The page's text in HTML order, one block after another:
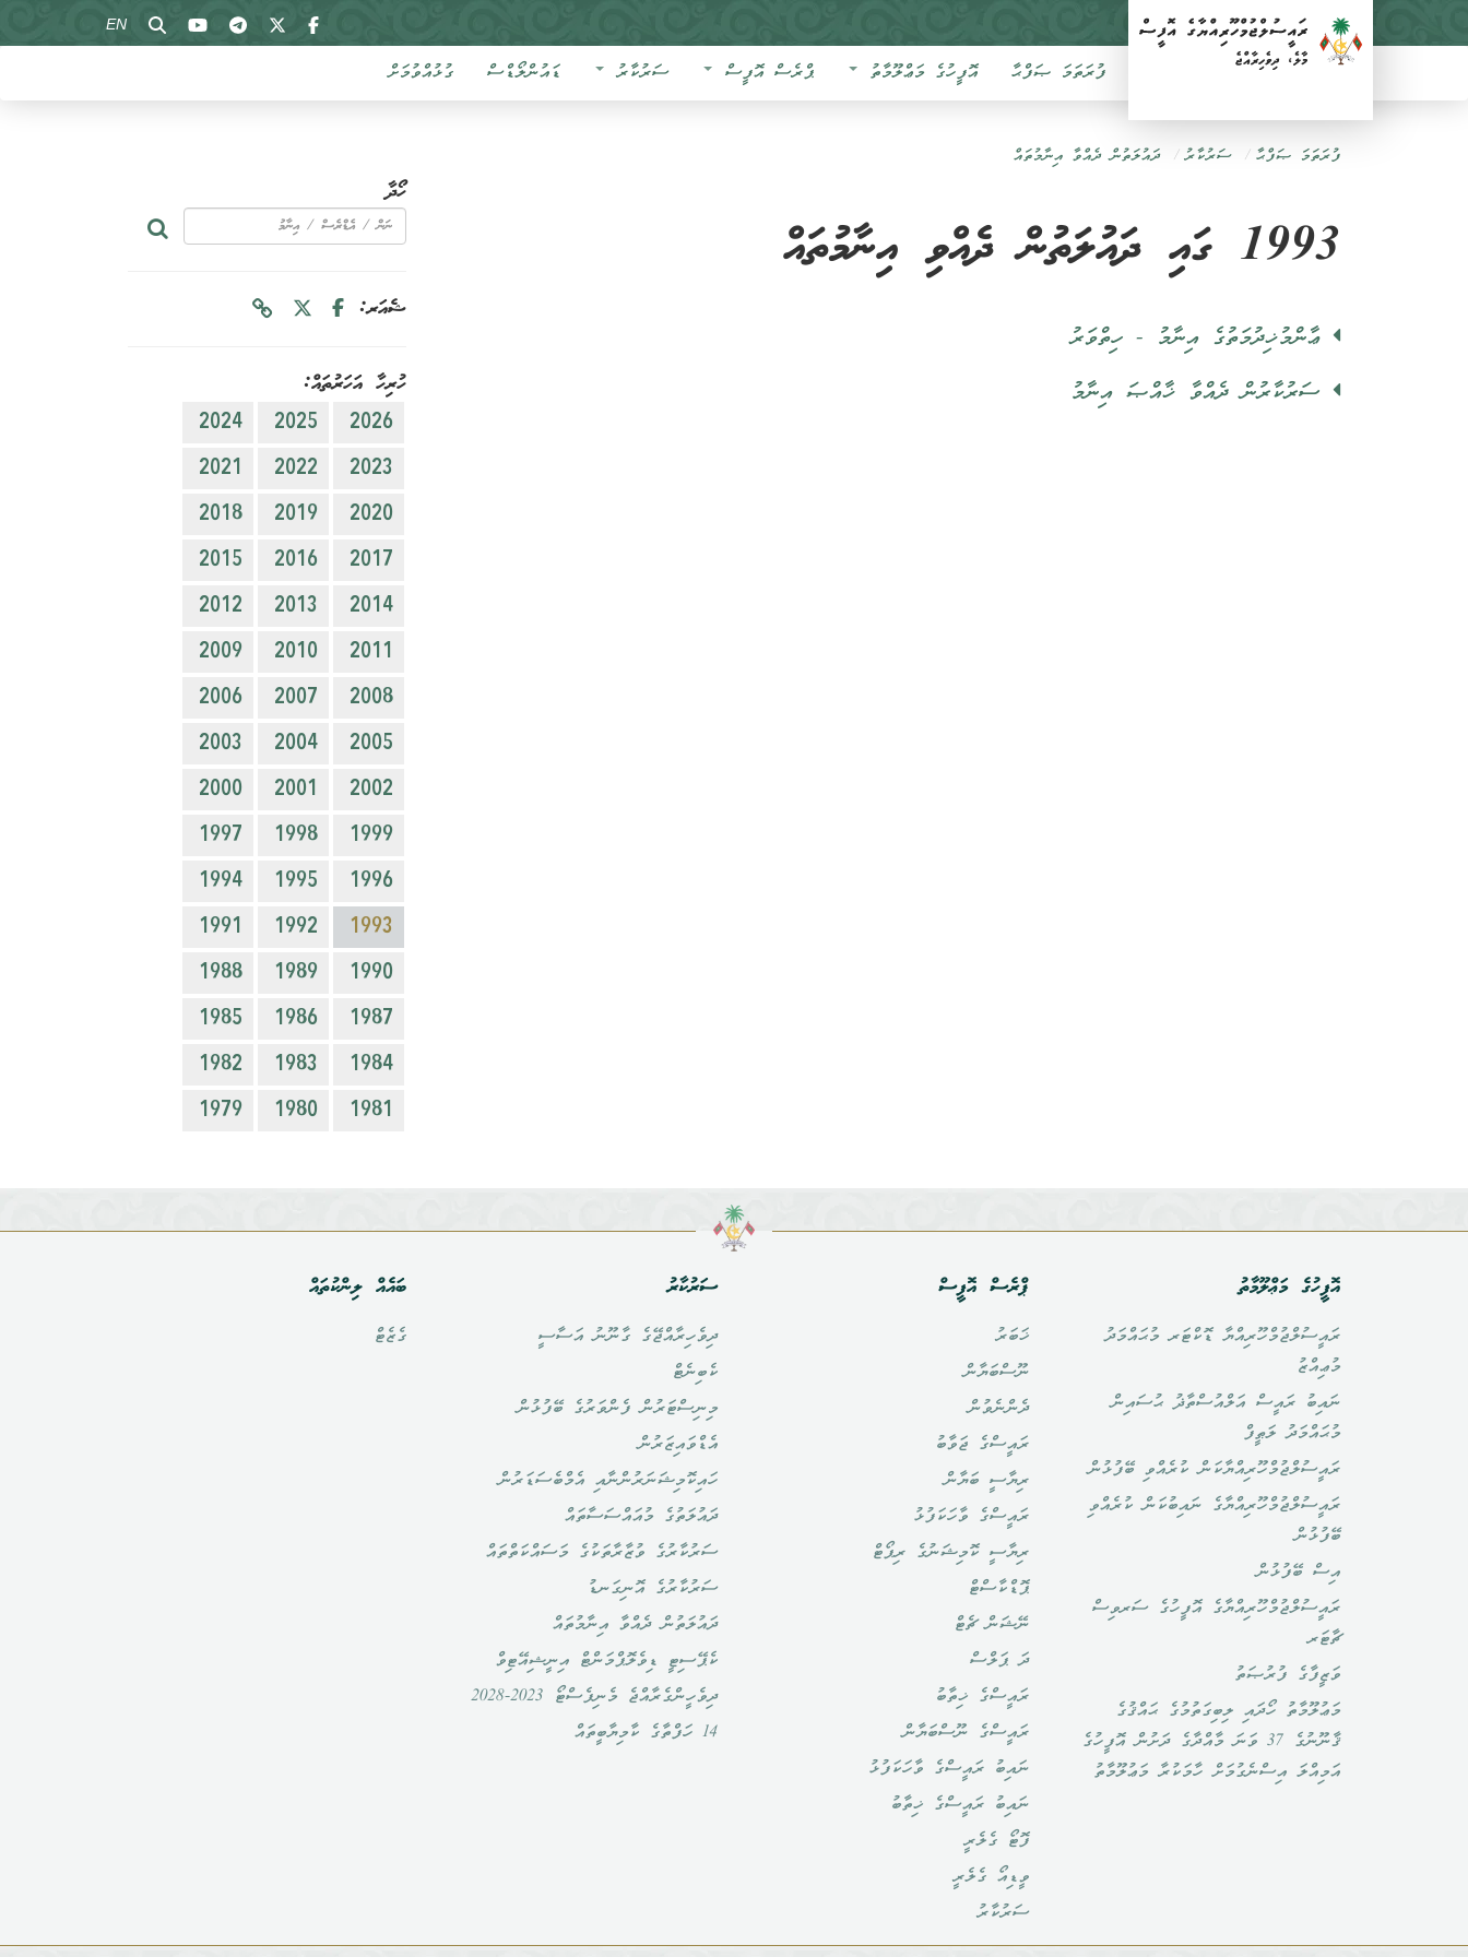
EN
ފުރަތަމަ ޞަފްޙާ އޮފީހުގެ މަޢްލޫމާތު ޕްރެސް އޮފީސް ސަރުކާރު ޑައުންލޯޑްސް ގުޅުއްވުމަށް
ފުރަތަމަ ޞަފްޙާ ސަރުކާރު ދައުލަތުން ދެއްވާ އިނާމުތައް
1993 ގައި ދައުލަތުން ދެއްވި އިނާމުތައް
ޢާންމުޚިދުމަތުގެ އިނާމު - ހިތްވަރު
ސަރުކާރުން ދެއްވާ ޚާއްޞަ އިނާމު
ހޯދާ
ޝެއަރ:
ހުރިހާ އަހަރުތައް:
2026
2025
2024
2023
2022
2021
2020
2019
2018
2017
2016
2015
2014
2013
2012
2011
2010
2009
2008
2007
2006
2005
2004
2003
2002
2001
2000
1999
1998
1997
1996
1995
1994
1993
1992
1991
1990
1989
1988
1987
1986
1985
1984
1983
1982
1981
1980
1979
އޮފީހުގެ މަޢްލޫމާތު
ރައީސުލްޖުމްހޫރިއްޔާ ޑޮކްޓަރ މުޙައްމަދު
މުޢިއްޒު
ނައިބު ރައީސް އަލްއުސްތާޛު ޙުސައިން
މުޙައްމަދު ލަޠީފް
ރައީސުލްޖުމްހޫރިއްޔާކަން ކުރެއްވި ބޭފުޅުން
ރައީސުލްޖުމްހޫރިއްޔާގެ ނައިބުކަން ކުރެއްވި
ބޭފުޅުން
އިސް ބޭފުޅުން
ރައީސުލްޖުމްހޫރިއްޔާގެ އޮފީހުގެ ސަރވިސް
ޗާޓަރ
ވަޒީފާގެ ފުރުޞަތު
މަޢުލޫމާތު ހޯދައި ލިބިގަތުމުގެ ޙައްޤުގެ
ޤާނޫނުގެ 37 ވަނަ މާއްދާގެ ދަށުން އޮފީހުގެ
އަމިއްލަ އިސްނެގުމަށް ހާމަކުރާ މަޢުލޫމާތު
ޕްރެސް އޮފީސް
ޚަބަރު
ނޫސްބަޔާން
ދެންނެވުން
ރައީސްގެ ޖަވާބު
ރިޔާސީ ބަޔާން
ރައީސްގެ ވާހަކަފުޅު
ރިޔާސީ ކޮމިޝަނުގެ ރިޕޯޓް
ޕޮޑްކާސްޓް
ނޭޝަން ޗެޓް
ދަ ޕަލްސް
ރައީސްގެ ޚިތާބު
ރައީސްގެ ނޫސްބަޔާން
ނައިބު ރައީސްގެ ވާހަކަފުޅު
ނައިބު ރައީސްގެ ޚިތާބު
ފޮޓޯ ގެލެރީ
ވީޑިއޯ ގެލެރީ
ސަރުކާރު
ސަރުކާރު
ދިވެހިރާއްޖޭގެ ގާނޫނު އަސާސީ
ކެބިނެޓް
މިނިސްޓަރުން ފެންވަރުގެ ބޭފުޅުން
އެޑްވައިޒަރުން
ހައިކޮމިޝަނަރުންނާއި އެމްބެސަޑަރުން
ދައުލަތުގެ މުއައްސަސާތައް
ސަރުކާރުގެ ވުޒާރާތަކުގެ މަސައްކަތްތައް
ސަރުކާރުގެ އޮނިގަނޑު
ދައުލަތުން ދެއްވާ އިނާމުތައް
ކެޕޭސިޓީ ޑިވެލޮޕްމަންޓް އިނީޝިއޭޓިވް
ދިވެހީންގެރާއްޖެ މެނިފެސްޓޯ 2023-2028
14 ހަފްތާގެ ކާމިޔާބީތައް
ބައެއް ލިންކުތައް
ގެޒެޓް